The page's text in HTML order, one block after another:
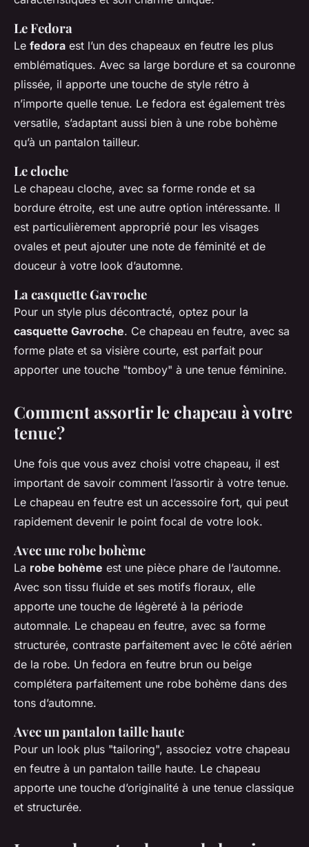
Le Fedora
Le fedora est l’un des chapeaux en feutre les plus
emblématiques. Avec sa large bordure et sa couronne
plissée, il apporte une touche de style rétro à
n’importe quelle tenue. Le fedora est également très
versatile, s’adaptant aussi bien à une robe bohème
qu’à un pantalon tailleur.
Le cloche
Le chapeau cloche, avec sa forme ronde et sa
bordure étroite, est une autre option intéressante. Il
est particulièrement approprié pour les visages
ovales et peut ajouter une note de féminité et de
douceur à votre look d’automne.
La casquette Gavroche
Pour un style plus décontracté, optez pour la
casquette Gavroche. Ce chapeau en feutre, avec sa
forme plate et sa visière courte, est parfait pour
apporter une touche "tomboy" à une tenue féminine.
Comment assortir le chapeau à votre
tenue?
Une fois que vous avez choisi votre chapeau, il est
important de savoir comment l’assortir à votre tenue.
Le chapeau en feutre est un accessoire fort, qui peut
rapidement devenir le point focal de votre look.
Avec une robe bohème
La robe bohème est une pièce phare de l’automne.
Avec son tissu fluide et ses motifs floraux, elle
apporte une touche de légèreté à la période
automnale. Le chapeau en feutre, avec sa forme
structurée, contraste parfaitement avec le côté aérien
de la robe. Un fedora en feutre brun ou beige
complétera parfaitement une robe bohème dans des
tons d’automne.
Avec un pantalon taille haute
Pour un look plus "tailoring", associez votre chapeau
en feutre à un pantalon taille haute. Le chapeau
apporte une touche d’originalité à une tenue classique
et structurée.